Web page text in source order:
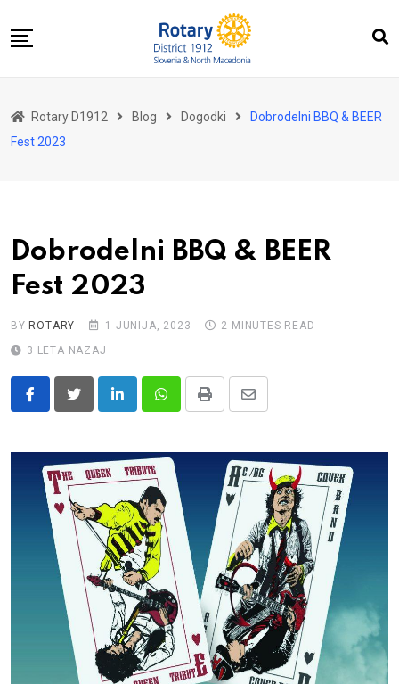
to
O nas
Kontakt
Rotary D1912 Blog Dogodki
Dobrodelni BBQ & BEER
Fest 2023
Dobrodelni BBQ & BEER
Fest 2023
BY ROTARY 1 JUNIJA, 2023
2 MINUTES READ
3 LETA NAZAJ
LinkedInWhatsappPrint
Share
Email